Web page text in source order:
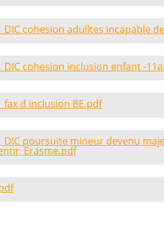
cohesion adulltes incapable
cohesion inclusion enfant -
d inclusion BE.pdf
poursuite mineur devenu